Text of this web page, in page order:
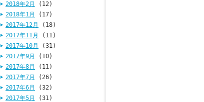
2018年2月
(12)
2018年1月
(17)
2017年12月
(18)
2017年11月
(11)
2017年10月
(31)
2017年9月
(10)
2017年8月
(11)
2017年7月
(26)
2017年6月
(32)
2017年5月
(31)